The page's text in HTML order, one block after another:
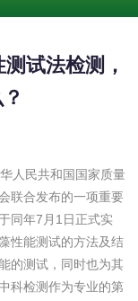
试法检测，
人民共和国国家质量
联合发布的一项重要
同年7月1日正式实
性能测试的方法及结
的测试，同时也为其
科检测作为专业的第